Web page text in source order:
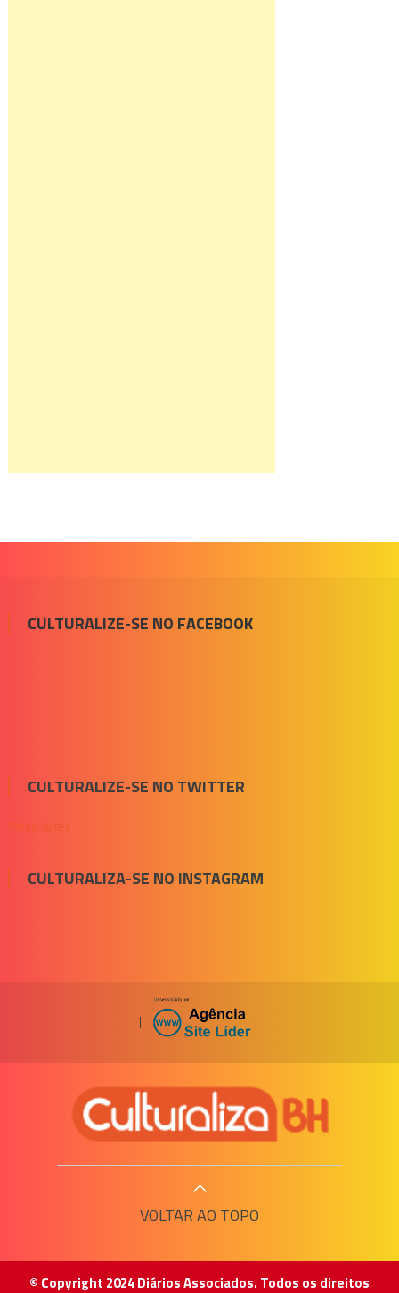
CULTURALIZE-SE NO FACEBOOK
CULTURALIZE-SE NO TWITTER
Meus Tuítes
CULTURALIZA-SE NO INSTAGRAM
|
VOLTAR AO TOPO
© Copyright 2024 Diários Associados. Todos os direitos